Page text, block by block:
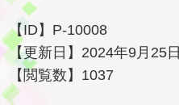
【ID】 P-10008
【更新日】 2024年9月25日
【閲覧数】 1037